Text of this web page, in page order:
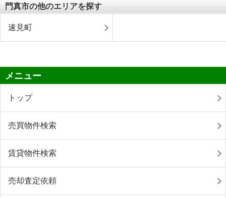
門真市の他のエリアを探す
速見町
メニュー
トップ
売買物件検索
賃貸物件検索
売却査定依頼